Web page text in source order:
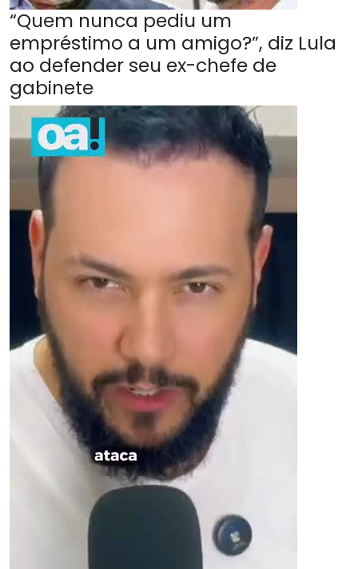
“Quem nunca pediu um
empréstimo a um amigo?”, diz Lula
ao defender seu ex-chefe de
gabinete